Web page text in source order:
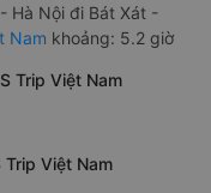
Hà Nội đi Bát Xát -
Nam khoảng: 5.2 giờ
Trip Việt Nam
Việt Nam